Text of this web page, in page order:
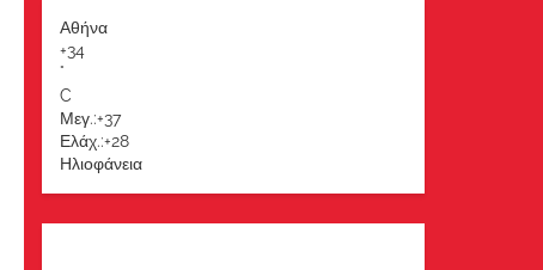
Αθήνα
+34
°
C
Μεγ.:+37
Ελάχ.:+28
Ηλιοφάνεια